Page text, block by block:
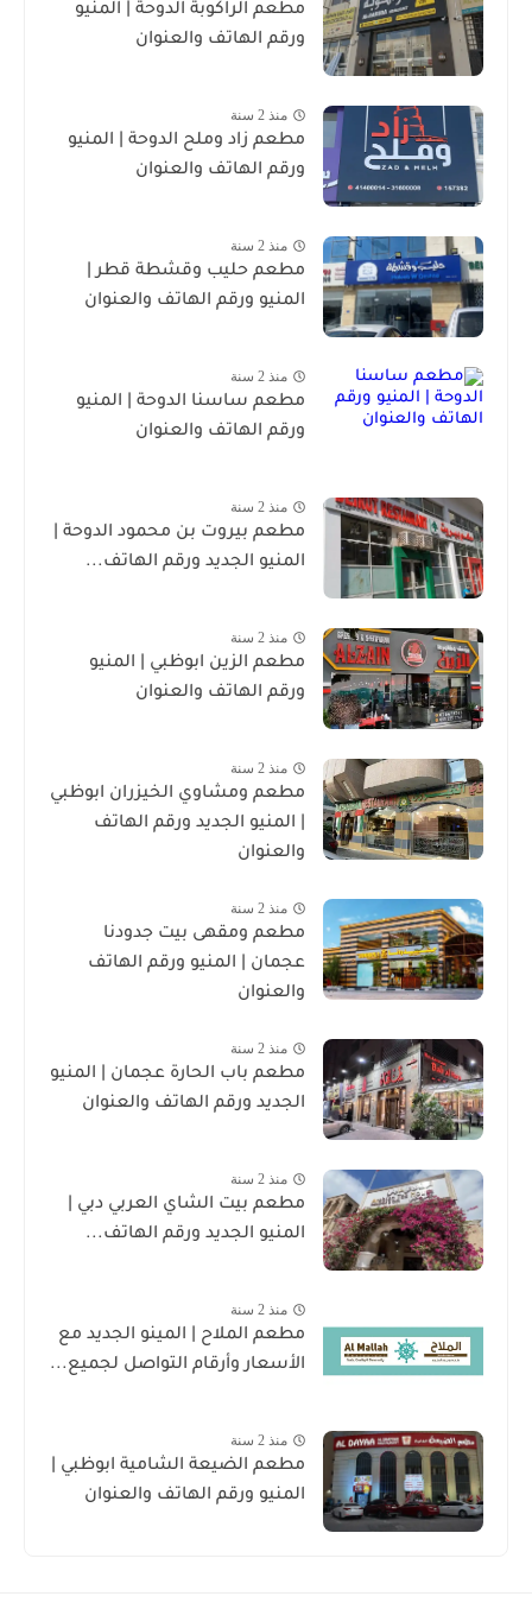
مطعم الراكوبة الدوحة | المنيو
ورقم الهاتف والعنوان
منذ 2 سنة
مطعم زاد وملح الدوحة | المنيو
ورقم الهاتف والعنوان
منذ 2 سنة
مطعم حليب وقشطة قطر |
المنيو ورقم الهاتف والعنوان
منذ 2 سنة
مطعم ساسنا الدوحة | المنيو
ورقم الهاتف والعنوان
منذ 2 سنة
مطعم بيروت بن محمود الدوحة |
المنيو الجديد ورقم الهاتف...
منذ 2 سنة
مطعم الزين ابوظبي | المنيو
ورقم الهاتف والعنوان
منذ 2 سنة
مطعم ومشاوي الخيزران ابوظبي
| المنيو الجديد ورقم الهاتف
والعنوان
منذ 2 سنة
مطعم ومقهى بيت جدودنا
عجمان | المنيو ورقم الهاتف
والعنوان
منذ 2 سنة
مطعم باب الحارة عجمان | المنيو
الجديد ورقم الهاتف والعنوان
منذ 2 سنة
مطعم بيت الشاي العربي دبي |
المنيو الجديد ورقم الهاتف...
منذ 2 سنة
مطعم الملاح | المينو الجديد مع
الأسعار وأرقام التواصل لجميع...
منذ 2 سنة
مطعم الضيعة الشامية ابوظبي |
المنيو ورقم الهاتف والعنوان